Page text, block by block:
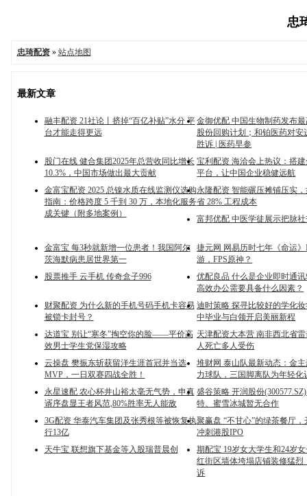
忠
忠琦配资» 站点地图
最新文章
融丰配资 21社论丨挤掉“百亿补贴”水分 平
台才能走得更远
金御优配 中国生物制药发布
股份回购计划；和铂医药对安
胜诉 | 医药早参
股门在线 健合集团2025年总营收同比增长
10.3%，中国市场做出最大贡献
宝利配资 海洽会上热议：搭
平台，让中国企业稳健远航
金富宝配资 2025 总镍水质在线监测仪选购
指南：价格跨度 5 千到 30 万，本地化服务
成关键（附多地案例）
永隆配资 智能碾压摊铺压实
省 28% 工程成本
富邦优配 中医学徒展示把脉
金富宝 每3秒就新增一位患者！我国阿尔
茨海默病患居世界第一
捷元网 网易历时七年《命运
游，FPS原神？
股票推手 云手机 传奇盒子996
优配良品 什么是企业即时通
高效办公需要具备什么因素？
财聚配资 为什么新的手机号码手机卡容易
被锁卡封号？
迪时策略 探寻比较好的学化
中毕业与白领开启美丽新程
达道宝 别让“寒冬”掏空你的脸——平价高
效男士学生党保湿攻略
天津配资大本营 南非西北省
人死亡多人受伤
云操盘 樊振东斩获留洋生涯首冠并当选
MVP，一日双赛四战全胜！
堆财网 泰山队最新动态：金
力球队，三国脚离队为年轻化
永星速配 农心杯井山裕太毫无气势，申真
谞序盘显王者风范,80%胜率无人能敌
盛谷策略 开润股份
特、蜜雪冰城暂无合作
3G配资 华泰汽车集团及张秀根等被恢复执
行13亿
聚赢盘 “不甘心”的绿茶餐厅，
冲刺港股IPO
天牛宝 联想旗下基金等入股瑞普晨创
期配宝 19岁女大学生和24岁
红街区墙体垮塌店铺装修猛烈
诉